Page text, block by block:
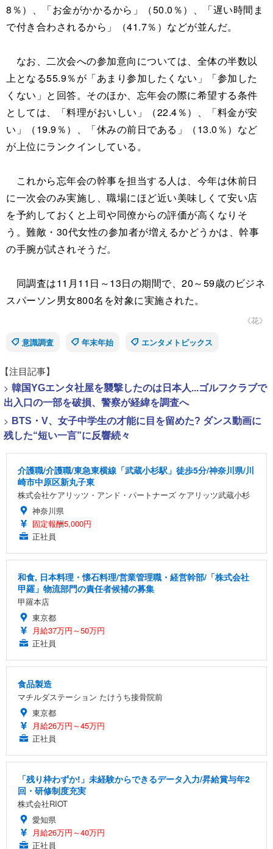
8％）、「お金がかかるから」（50.0％）、「遅い時間ま
で付き合わされるから」（41.7％）などが並んだ。
なお、二次会への参加意向については、全体の半数以
上となる55.9％が「あまり参加したくない」「参加した
くない」と回答。そのほか、忘年会の際に希望する条件
としては、「料理がおいしい」（22.4％）、「料金が安
い」（19.9％）、「休みの前日である」（13.0％）など
が上位にランクインしている。
これから忘年会の幹事を担当する人は、今年は休前日
に一次会のみ実施し、職場にほど近い美味しくて安い店
を予約しておくと上司や同僚からの評価が高くなりそ
う。難敵・30代女性の参加者が増えるかどうかは、幹事
の手腕が試されそうだ。
同調査は11月11日～13日の期間で、20～59歳のビジネ
スパーソン男女800名を対象に実施された。
《花》
意識調査
年末年始 エンタメトピックス
【注目記事】
> 韓国YGエンタ社屋を襲撃したのは日本人...ゴルフクラブで
出入口の一部を破損、警察が経緯を調査へ
> BTS・V、女子中学生の才能に目を留めた? ダンス動画に
残した“短い一言”に反響続々
介護職/介護職/東急東横線「武蔵小杉駅」徒歩5分/神奈川県/川
崎市中原区新丸子東
株式会社ケアリッツ・アンド・パートナーズ ケアリッツ武蔵小杉
神奈川県
固定報酬5,000円
正社員
和食, 日本料理・懐石料理/営業管理職・経営幹部/「株式会社
甲羅」物流部門の責任者候補の募集
甲羅本店
東京都
月給37万円～50万円
正社員
食品製造
マチルダステーション たけうち接骨院前
東京都
月給26万円～45万円
正社員
「残り枠わずか!」未経験からできるデータ入力/昇給賞与年2
回・研修制度充実
株式会社RIOT
愛知県
月給26万円～40万円
正社員